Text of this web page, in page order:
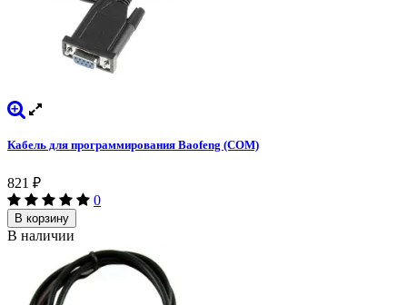
Кабель для программирования Baofeng (COM)
821 ₽
0
В корзину
В наличии